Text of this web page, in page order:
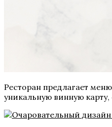
Ресторан предлагает
уникальную винную